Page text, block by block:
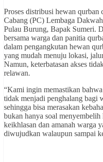
Proses distribusi hewan
Cabang (PC) Lembaga
Pulau Burung, Bapak Sumeri.
bersama warga dan panitia
dalam pengangkutan hewan
yang mudah menuju lokasi,
Namun, keterbatasan akses
relawan.
“Kami ingin memastikan
tidak menjadi penghalang bagi
sehingga bisa merasakan
bukan hanya soal
keikhlasan dan amanah warga
diwujudkan walaupun sampai